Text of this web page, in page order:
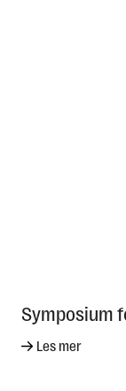
Symposium
Les mer